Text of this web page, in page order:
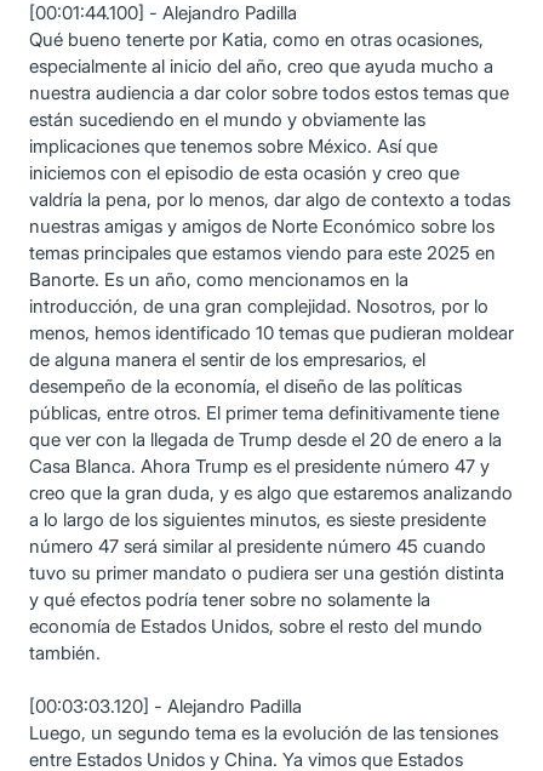
[00:01:44.100] - Alejandro Padilla
Qué bueno tenerte por Katia, como en otras ocasiones,
especialmente al inicio del año, creo que ayuda mucho a
nuestra audiencia a dar color sobre todos estos temas que
están sucediendo en el mundo y obviamente las
implicaciones que tenemos sobre México. Así que
iniciemos con el episodio de esta ocasión y creo que
valdría la pena, por lo menos, dar algo de contexto a todas
nuestras amigas y amigos de Norte Económico sobre los
temas principales que estamos viendo para este 2025 en
Banorte. Es un año, como mencionamos en la
introducción, de una gran complejidad. Nosotros, por lo
menos, hemos identificado 10 temas que pudieran moldear
de alguna manera el sentir de los empresarios, el
desempeño de la economía, el diseño de las políticas
públicas, entre otros. El primer tema definitivamente tiene
que ver con la llegada de Trump desde el 20 de enero a la
Casa Blanca. Ahora Trump es el presidente número 47 y
creo que la gran duda, y es algo que estaremos analizando
a lo largo de los siguientes minutos, es sieste presidente
número 47 será similar al presidente número 45 cuando
tuvo su primer mandato o pudiera ser una gestión distinta
y qué efectos podría tener sobre no solamente la
economía de Estados Unidos, sobre el resto del mundo
también.
[00:03:03.120] - Alejandro Padilla
Luego, un segundo tema es la evolución de las tensiones
entre Estados Unidos y China. Ya vimos que Estados